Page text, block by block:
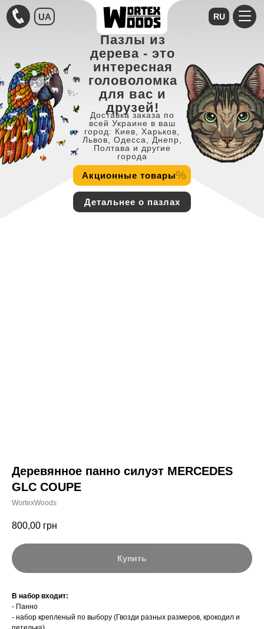
Акционные товары%
Пазлы из
дерева - это
интересная
головоломка
для вас и
друзей!
Доставка заказа по
всей Украине в ваш
город: Киев, Харьков,
Львов, Одесса, Днепр,
Полтава и другие
города
Детальнее о пазлах
UA RU
Деревянное панно силуэт MERCEDES
GLC COUPE
WortexWoods
800,00 грн
Купить
В набор входит:
- Панно
- набор крепленый по выбору (Гвозди разных размеров, крокодил и